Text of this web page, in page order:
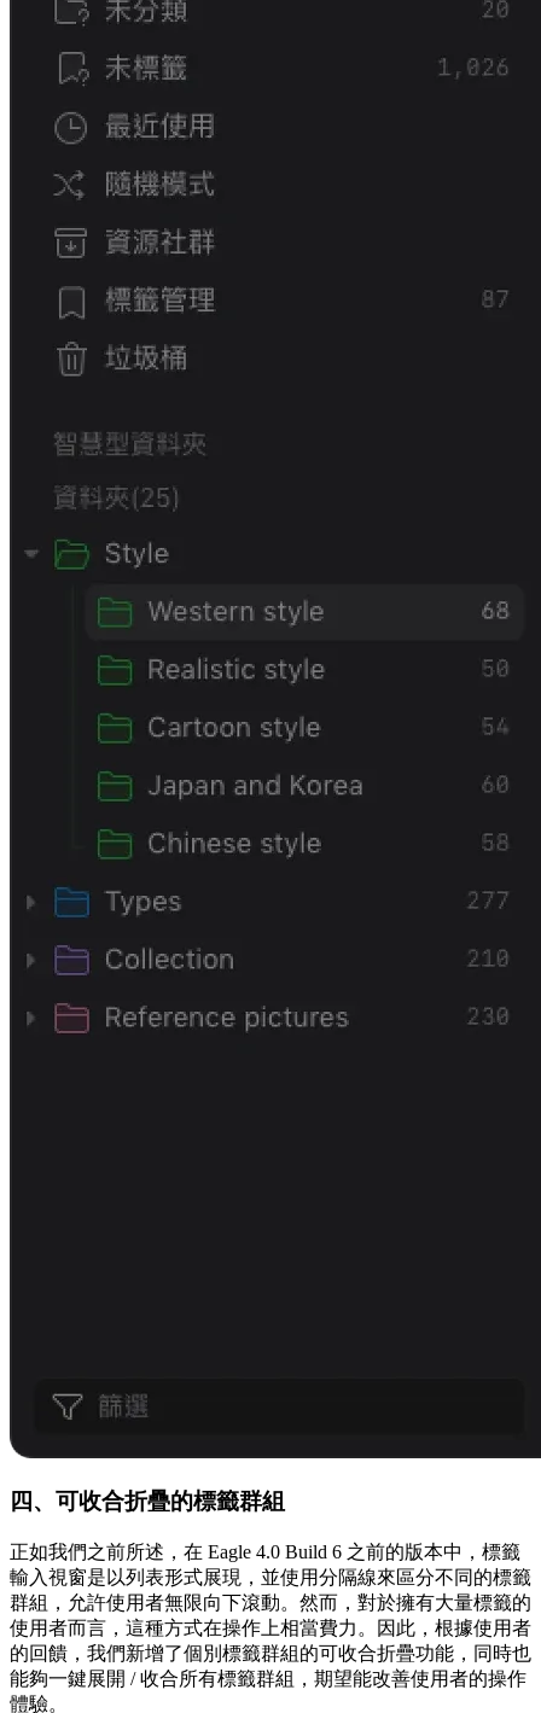
四、可收合折疊的標籤群組
正如我們之前所述，在 Eagle 4.0 Build 6 之前的版本中，標籤
輸入視窗是以列表形式展現，並使用分隔線來區分不同的標籤
群組，允許使用者無限向下滾動。然而，對於擁有大量標籤的
使用者而言，這種方式在操作上相當費力。因此，根據使用者
的回饋，我們新增了個別標籤群組的可收合折疊功能，同時也
能夠一鍵展開 / 收合所有標籤群組，期望能改善使用者的操作
體驗。